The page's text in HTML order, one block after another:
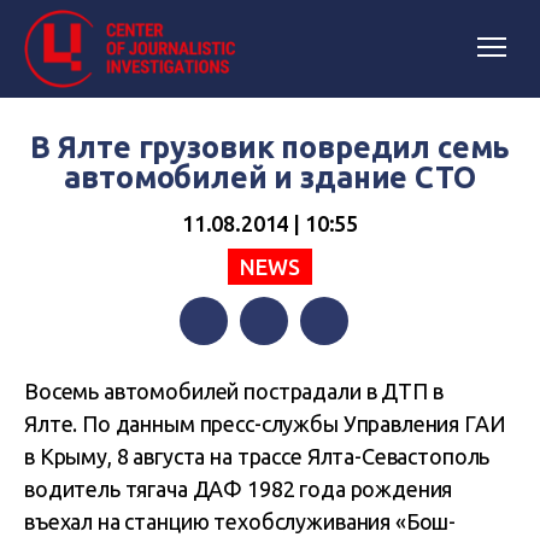
В Ялте грузовик повредил семь
автомобилей и здание СТО
11.08.2014 | 10:55
NEWS
Восемь автомобилей пострадали в ДТП в
Ялте. По данным пресс-службы Управления ГАИ
в Крыму, 8 августа на трассе Ялта-Севастополь
водитель тягача ДАФ 1982 года рождения
въехал на станцию техобслуживания «Бош-